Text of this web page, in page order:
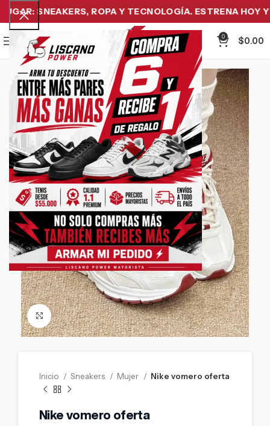
SNEAKERS, ROPA Y TECNOLOGÍA. ESTRENA HOY Y
Menu
0
$0.00
-32%
Click to enlarge
Inicio Sneakers Mujer Nike vomero oferta
Nike vomero oferta